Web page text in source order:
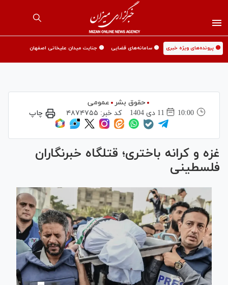
🟡 پرونده‌های ویژه خبری 🟡 سامانه‌های قضایی 🟡 جنایت میدان علیخانی اصفهان
حقوق بشر
عمومی
10:00
11 دی 1404 کد خبر: ۴۸۷۴۷۵۵ چاپ
غزه و کرانه باختری؛ قتلگاه خبرنگاران
فلسطینی